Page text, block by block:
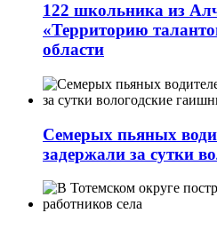
122 школьника из
«Территорию
области
Семерых пьяных
задержали за сутки